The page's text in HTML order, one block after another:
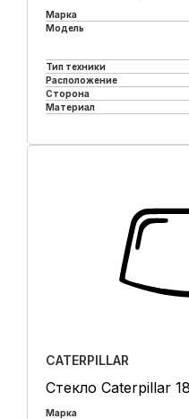
Марка
Модель
Тип техники
Расположение
Сторона
Материал
CATERPILLAR
Стекло Caterpillar
Марка